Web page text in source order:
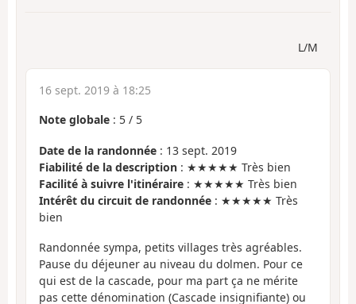
L/M
16 sept. 2019 à 18:25
Note globale : 5 / 5
Date de la randonnée : 13 sept. 2019
Fiabilité de la description : ★★★★★ Très bien
Facilité à suivre l'itinéraire : ★★★★★ Très bien
Intérêt du circuit de randonnée : ★★★★★ Très
bien
Randonnée sympa, petits villages très agréables.
Pause du déjeuner au niveau du dolmen. Pour ce
qui est de la cascade, pour ma part ça ne mérite
pas cette dénomination (Cascade insignifiante) ou